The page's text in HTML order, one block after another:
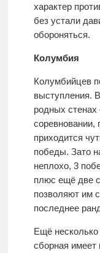
характер
без устали
обороняться.
Колумбия
Колумбийцев
выступления.
родных стенах
соревновании,
приходится
победы. Зато
неплохо, 3
плюс ещё две
позволяют им
последнее
Ещё несколько
сборная имеет